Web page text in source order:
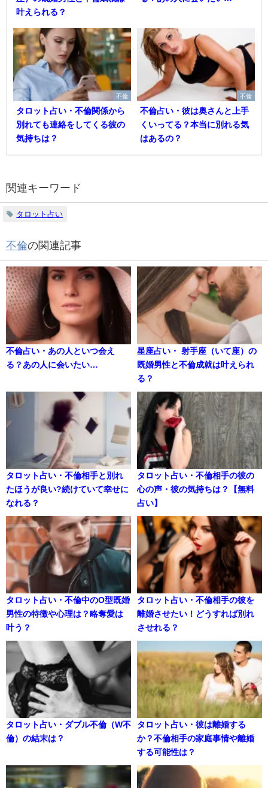
叶えられる？
不倫
タロット占い・不倫関係から
別れても連絡をしてくる彼の
気持ちは？
不倫
不倫占い・彼は奥さんと上手
くいってる？本当に別れる気
はあるの？
関連キーワード
タロット占い
不倫の関連記事
不倫占い・あの人といつ会え
る？あの人に会いたい…
星座占い・ 射手座（いて座）の
既婚男性と不倫成就は叶えられ
る？
タロット占い・不倫相手と別れ
たほうが良い?続けていて幸せに
なれる？
タロット占い・不倫相手の彼の
心の声・彼の気持ちは？【無料
占い】
タロット占い・不倫中のO型既婚
男性の特徴や心理は？略奪愛は
叶う？
タロット占い・不倫相手の彼を
離婚させたい！どうすれば別れ
させれる？
タロット占い・ダブル不倫（W不
倫）の結末は？
タロット占い・彼は離婚する
か？不倫相手の家庭事情や離婚
する可能性は？